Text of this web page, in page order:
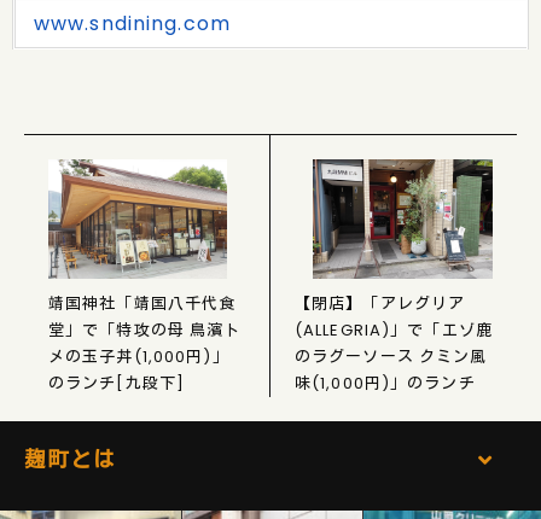
www.sndining.com
靖国神社「靖国八千代食
堂」で「特攻の母 鳥濱ト
メの玉子丼(1,000円)」
のランチ[九段下]
【閉店】「アレグリア
(ALLEGRIA)」で「エゾ鹿
のラグーソース クミン風
味(1,000円)」のランチ
麹町とは